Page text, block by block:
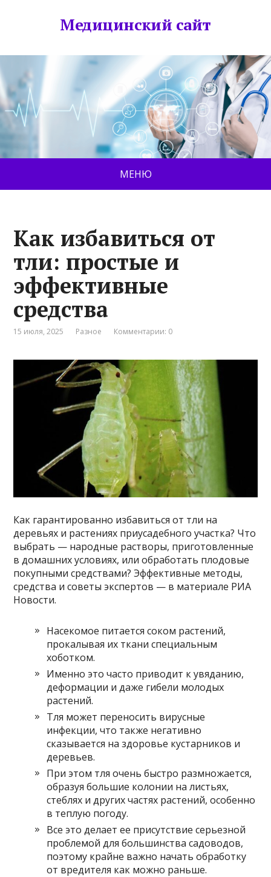
Медицинский сайт
МЕНЮ
Как избавиться от
тли: простые и
эффективные
средства
15 июля, 2025 Разное Комментарии: 0
Как гарантированно избавиться от тли на
деревьях и растениях приусадебного участка? Что
выбрать — народные растворы, приготовленные
в домашних условиях, или обработать плодовые
покупными средствами? Эффективные методы,
средства и советы экспертов — в материале РИА
Новости.
Насекомое питается соком растений,
прокалывая их ткани специальным
хоботком.
Именно это часто приводит к увяданию,
деформации и даже гибели молодых
растений.
Тля может переносить вирусные
инфекции, что также негативно
сказывается на здоровье кустарников и
деревьев.
При этом тля очень быстро размножается,
образуя большие колонии на листьях,
стеблях и других частях растений, особенно
в теплую погоду.
Все это делает ее присутствие серьезной
проблемой для большинства садоводов,
поэтому крайне важно начать обработку
от вредителя как можно раньше.